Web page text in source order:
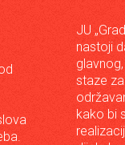
JU
nastoji
staze
kako bi